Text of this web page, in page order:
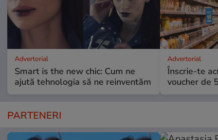
Advertorial
Smart is the new chic: Cum ne
ajută tehnologia să ne reinventăm
Advertorial
Înscrie-te
voucher de
PARTENERI